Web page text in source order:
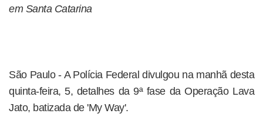
em Santa Catarina
São Paulo - A Polícia Federal divulgou na manhã desta
quinta-feira, 5, detalhes da 9ª fase da Operação Lava
Jato, batizada de 'My Way'.